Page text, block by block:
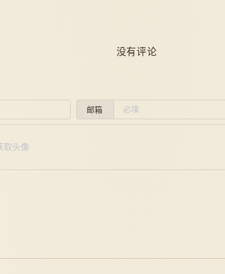
邮箱
没有评论